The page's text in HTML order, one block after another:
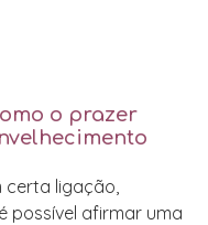
o prazer
ligação,
possível afirmar uma